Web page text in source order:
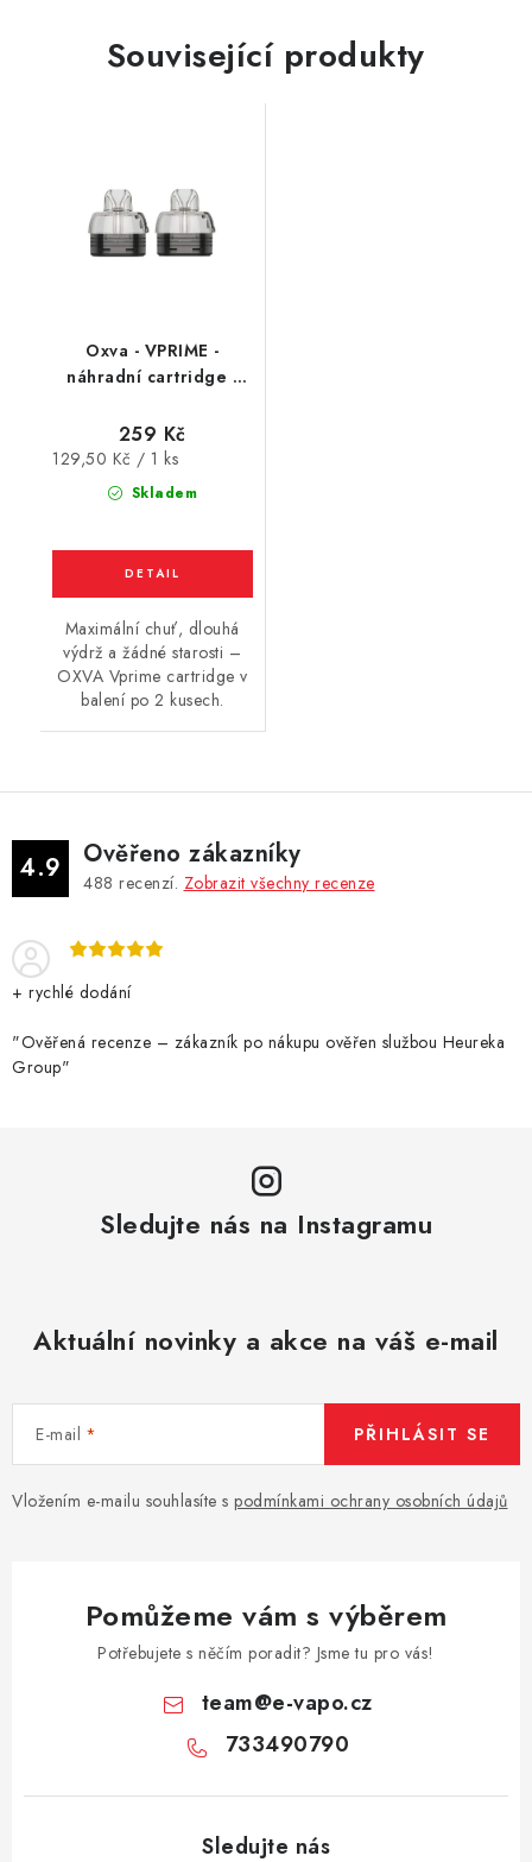
Související produkty
Oxva - VPRIME -
náhradní cartridge -
Skladem
259 Kč
Měrná
129,50 Kč / 1 ks
Maximální chuť, dlouhá
výdrž a žádné starosti –
OXVA Vprime cartridge v
balení po 2 kusech.
4.9 Ověřeno zákazníky
488 recenzí. Zobrazit všechny recenze
+ rychlé dodání
"Ověřená recenze – zákazník po nákupu ověřen službou Heureka
Group"
Sledujte nás na Instagramu
Aktuální novinky a akce na váš e-mail
E-mail
Vložením e-mailu souhlasíte s podmínkami ochrany osobních údajů
PŘIHLÁSIT SE
Pomůžeme vám s výběrem
Potřebujete s něčím poradit? Jsme tu pro vás!
team@e-vapo.cz
733490790